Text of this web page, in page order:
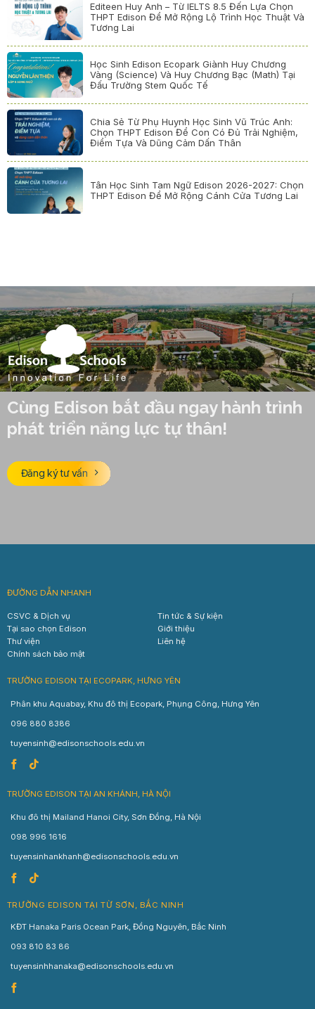
Editeen Huy Anh – Từ IELTS 8.5 Đến Lựa Chọn
THPT Edison Để Mở Rộng Lộ Trình Học Thuật Và
Tương Lai
Học Sinh Edison Ecopark Giành Huy Chương
Vàng (Science) Và Huy Chương Bạc (Math) Tại
Đấu Trường Stem Quốc Tế
Chia Sẻ Từ Phụ Huynh Học Sinh Vũ Trúc Anh:
Chọn THPT Edison Để Con Có Đủ Trải Nghiệm,
Điểm Tựa Và Dũng Cảm Dấn Thân
Tân Học Sinh Tam Ngữ Edison 2026-2027: Chọn
THPT Edison Để Mở Rộng Cánh Cửa Tương Lai
Cùng Edison bắt đầu ngay hành trình
phát triển năng lực tự thân!
Đăng ký tư vấn
ĐƯỜNG DẪN NHANH
CSVC & Dịch vụ
Tin tức & Sự kiện
Tại sao chọn Edison
Giới thiệu
Thư viện
Liên hệ
Chính sách bảo mật
TRƯỜNG EDISON TẠI ECOPARK, HƯNG YÊN
Phân khu Aquabay, Khu đô thị Ecopark, Phụng Công, Hưng Yên
096 880 8386
tuyensinh@edisonschools.edu.vn
TRƯỜNG EDISON TẠI AN KHÁNH, HÀ NỘI
Khu đô thị Mailand Hanoi City, Sơn Đồng, Hà Nội
098 996 1616
tuyensinhankhanh@edisonschools.edu.vn
TRƯỜNG EDISON TẠI TỪ SƠN, BẮC NINH
KĐT Hanaka Paris Ocean Park, Đồng Nguyên, Bắc Ninh
093 810 83 86
tuyensinhhanaka@edisonschools.edu.vn